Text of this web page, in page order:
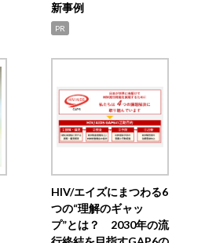
新事例
PR
HIV/エイズにまつわる6
つの“理解のギャッ
プ”とは？ 2030年の流